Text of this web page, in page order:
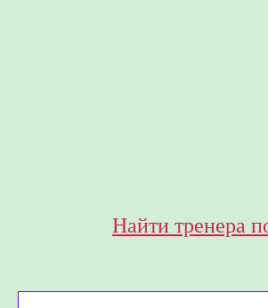
Найти тренера